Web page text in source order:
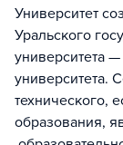
Университет
Уральского
университета
университета.
технического,
образования,